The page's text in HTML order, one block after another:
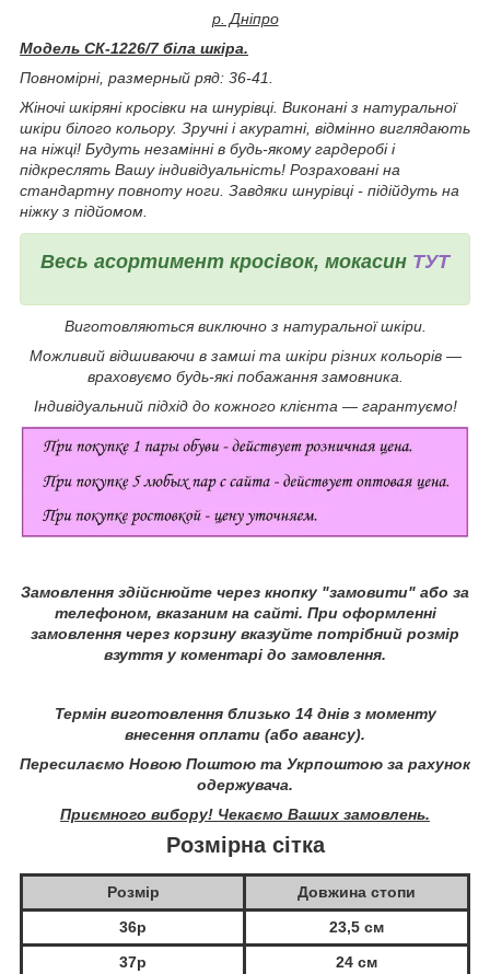
р. Дніпро
Модель СК-1226/7 біла шкіра.
Повномірні, размерный ряд: 36-41.
Жіночі шкіряні кросівки на шнурівці. Виконані з натуральної
шкіри білого кольору. Зручні і акуратні, відмінно виглядають
на ніжці! Будуть незамінні в будь-якому гардеробі і
підкреслять Вашу індивідуальність! Розраховані на
стандартну повноту ноги. Завдяки шнурівці - підійдуть на
ніжку з підйомом.
Весь асортимент кросівок, мокасин ТУТ
Виготовляються виключно з натуральної шкіри.
Можливий відшиваючи в замші та шкіри різних кольорів ―
враховуємо будь-які побажання замовника.
Індивідуальний підхід до кожного клієнта ― гарантуємо!
Замовлення здійснюйте через кнопку "замовити" або за
телефоном, вказаним на сайті. При оформленні
замовлення через корзину вказуйте потрібний розмір
взуття у коментарі до замовлення.
Термін виготовлення близько 14 днів з моменту
внесення оплати (або авансу).
Пересилаємо Новою Поштою та Укрпоштою за рахунок
одержувача.
Приємного вибору! Чекаємо Ваших замовлень.
Розмір Довжина стопи
Розмірна сітка
36р
23,5 см
37р
24 см